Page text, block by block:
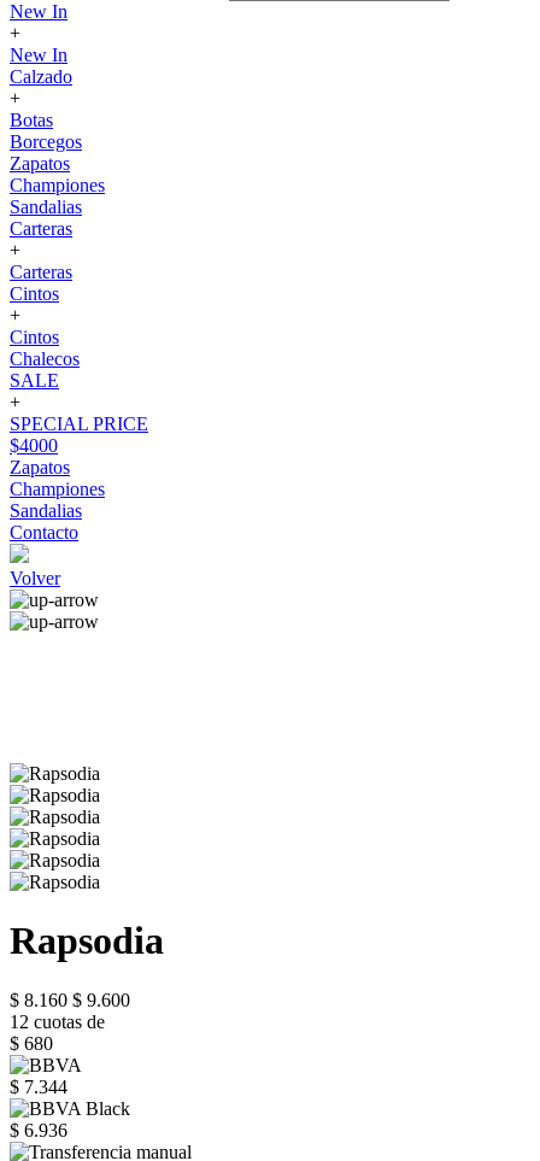
New In
+
New In
Calzado
+
Botas
Borcegos
Zapatos
Championes
Sandalias
Carteras
+
Carteras
Cintos
+
Cintos
Chalecos
SALE
+
SPECIAL PRICE
$4000
Zapatos
Championes
Sandalias
Contacto
Volver
Rapsodia
$ 8.160 $ 9.600
12 cuotas de
$ 680
$ 7.344
$ 6.936